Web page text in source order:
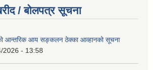
/ बोलपत्र सूचना
आन्तरिक आय सङ्कलन ठेक्का आव्हानको सूचना
2026 - 13:58